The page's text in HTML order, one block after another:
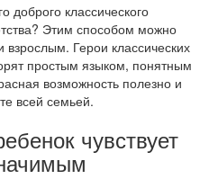
доброго классического
Этим способом можно
взрослым. Герои классических
простым языком, понятным
возможность полезно и
всей семьей.
чувствует